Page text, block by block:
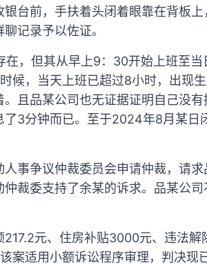
台前，手扶着头闭着眼靠在背板上
记录予以佐证。
，但其从早上9：30开始上班至
候，当天上班已超过8小时，出现
且品某公司也无证据证明自己没有
3分钟而已。至于2024年8月某日
事争议仲裁委员会申请仲裁，请求
裁委支持了余某的诉求。品某公司
元、住房补贴3000元、违法解
适用小额诉讼程序审理，判决现